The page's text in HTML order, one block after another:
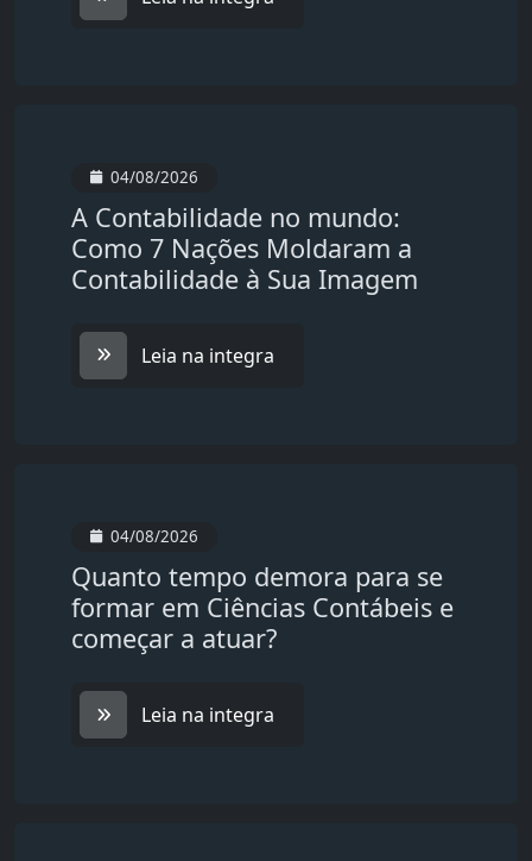
04/08/2026
A Contabilidade no mundo:
Como 7 Nações Moldaram a
Contabilidade à Sua Imagem
Leia na integra
04/08/2026
Quanto tempo demora para se
formar em Ciências Contábeis e
começar a atuar?
Leia na integra